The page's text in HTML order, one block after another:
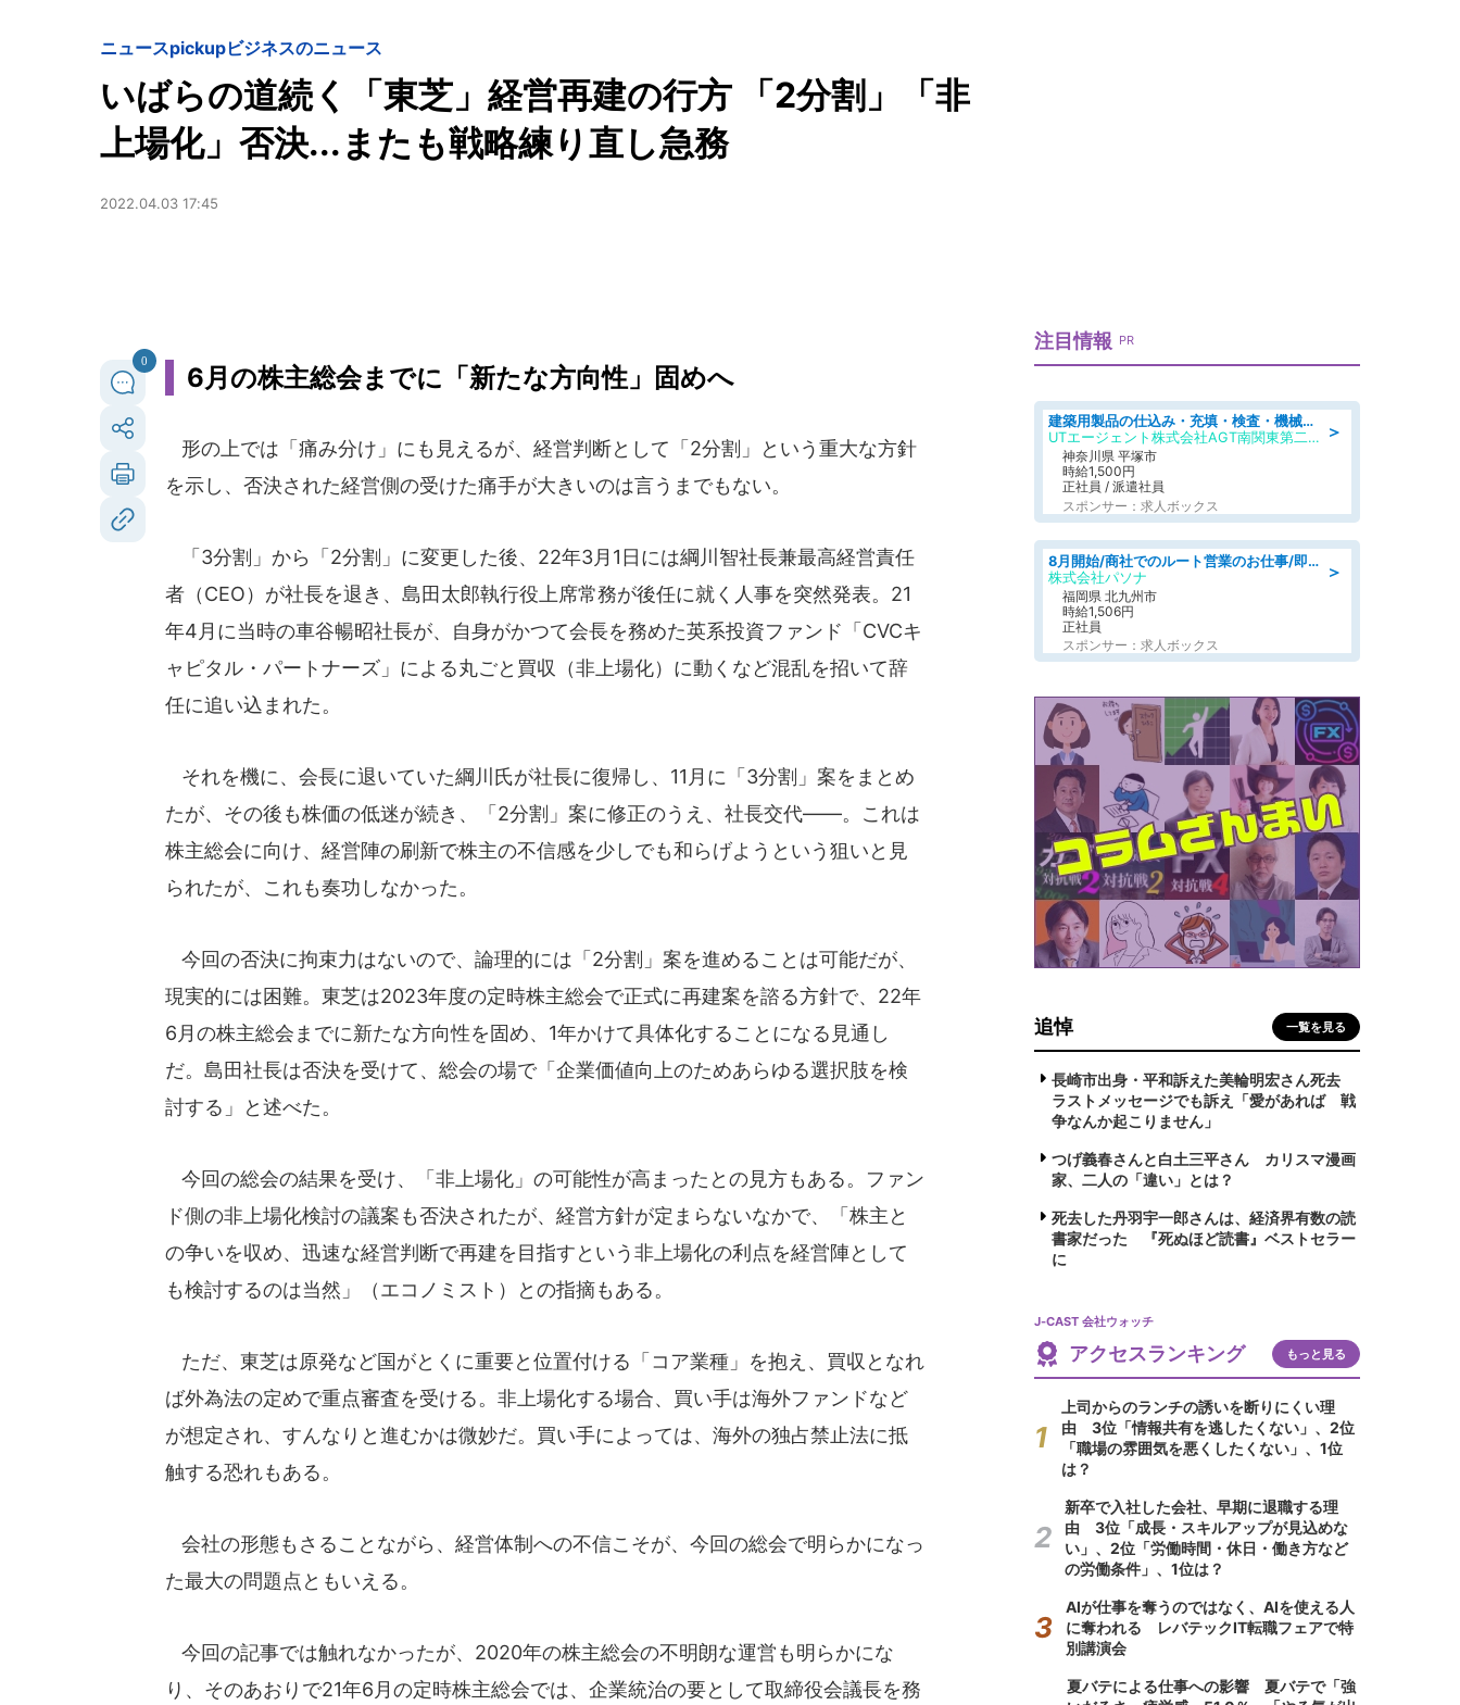
ニュースpickupビジネスのニュース
いばらの道続く「東芝」経営再建の行方 「2分割」「非
上場化」否決...またも戦略練り直し急務
2022.04.03 17:45
0
6月の株主総会までに「新たな方向性」固めへ
形の上では「痛み分け」にも見えるが、経営判断として「2分割」という重大な方針
を示し、否決された経営側の受けた痛手が大きいのは言うまでもない。
「3分割」から「2分割」に変更した後、22年3月1日には綱川智社長兼最高経営責任
者（CEO）が社長を退き、島田太郎執行役上席常務が後任に就く人事を突然発表。21
年4月に当時の車谷暢昭社長が、自身がかつて会長を務めた英系投資ファンド「CVCキ
ャピタル・パートナーズ」による丸ごと買収（非上場化）に動くなど混乱を招いて辞
任に追い込まれた。
それを機に、会長に退いていた綱川氏が社長に復帰し、11月に「3分割」案をまとめ
たが、その後も株価の低迷が続き、「2分割」案に修正のうえ、社長交代――。これは
株主総会に向け、経営陣の刷新で株主の不信感を少しでも和らげようという狙いと見
られたが、これも奏功しなかった。
今回の否決に拘束力はないので、論理的には「2分割」案を進めることは可能だが、
現実的には困難。東芝は2023年度の定時株主総会で正式に再建案を諮る方針で、22年
6月の株主総会までに新たな方向性を固め、1年かけて具体化することになる見通し
だ。島田社長は否決を受けて、総会の場で「企業価値向上のためあらゆる選択肢を検
討する」と述べた。
今回の総会の結果を受け、「非上場化」の可能性が高まったとの見方もある。ファン
ド側の非上場化検討の議案も否決されたが、経営方針が定まらないなかで、「株主と
の争いを収め、迅速な経営判断で再建を目指すという非上場化の利点を経営陣として
も検討するのは当然」（エコノミスト）との指摘もある。
ただ、東芝は原発など国がとくに重要と位置付ける「コア業種」を抱え、買収となれ
ば外為法の定めで重点審査を受ける。非上場化する場合、買い手は海外ファンドなど
が想定され、すんなりと進むかは微妙だ。買い手によっては、海外の独占禁止法に抵
触する恐れもある。
会社の形態もさることながら、経営体制への不信こそが、今回の総会で明らかになっ
た最大の問題点ともいえる。
今回の記事では触れなかったが、2020年の株主総会の不明朗な運営も明らかにな
り、そのあおりで21年6月の定時株主総会では、企業統治の要として取締役会議長を務
注目情報 PR
＞
建築用製品の仕込み・充填・検査・機械操作/寮完備/日払い/工場・製造
UTエージェント株式会社AGT南関東第二CU
神奈川県 平塚市
時給1,500円
正社員 / 派遣社員
スポンサー：求人ボックス
＞
8月開始/商社でのルート営業のお仕事/即日勤務可/車通勤可/営業
株式会社パソナ
福岡県 北九州市
時給1,506円
正社員
スポンサー：求人ボックス
追悼 一覧を見る
長崎市出身・平和訴えた美輪明宏さん死去
ラストメッセージでも訴え「愛があれば 戦
争なんか起こりません」
つげ義春さんと白土三平さん カリスマ漫画
家、二人の「違い」とは？
死去した丹羽宇一郎さんは、経済界有数の読
書家だった 『死ぬほど読書』ベストセラー
に
J-CAST 会社ウォッチ
アクセスランキング もっと見る
上司からのランチの誘いを断りにくい理
由 3位「情報共有を逃したくない」、2位
「職場の雰囲気を悪くしたくない」、1位
は？
新卒で入社した会社、早期に退職する理
由 3位「成長・スキルアップが見込めな
い」、2位「労働時間・休日・働き方など
の労働条件」、1位は？
AIが仕事を奪うのではなく、AIを使える人
に奪われる レバテックIT転職フェアで特
別講演会
夏バテによる仕事への影響 夏バテで「強